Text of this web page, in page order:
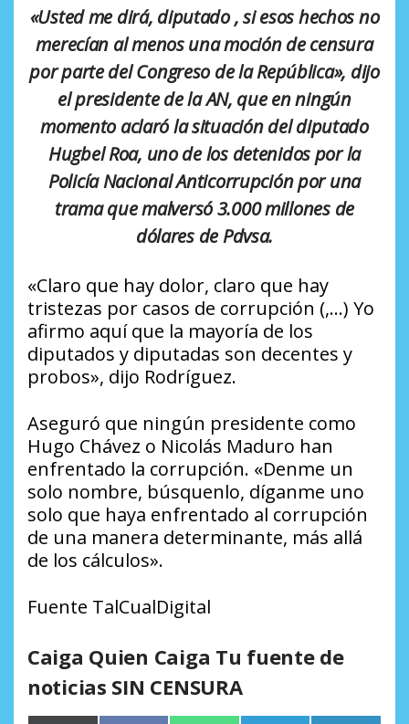
«Usted me dirá, diputado , si esos hechos no
merecían al menos una moción de censura
por parte del Congreso de la República», dijo
el presidente de la AN, que en ningún
momento aclaró la situación del diputado
Hugbel Roa, uno de los detenidos por la
Policía Nacional Anticorrupción por una
trama que malversó 3.000 millones de
dólares de Pdvsa.
«Claro que hay dolor, claro que hay
tristezas por casos de corrupción (,…) Yo
afirmo aquí que la mayoría de los
diputados y diputadas son decentes y
probos», dijo Rodríguez.
Aseguró que ningún presidente como
Hugo Chávez o Nicolás Maduro han
enfrentado la corrupción. «Denme un
solo nombre, búsquenlo, díganme uno
solo que haya enfrentado al corrupción
de una manera determinante, más allá
de los cálculos».
Fuente TalCualDigital
Caiga Quien Caiga Tu fuente de
noticias SIN CENSURA